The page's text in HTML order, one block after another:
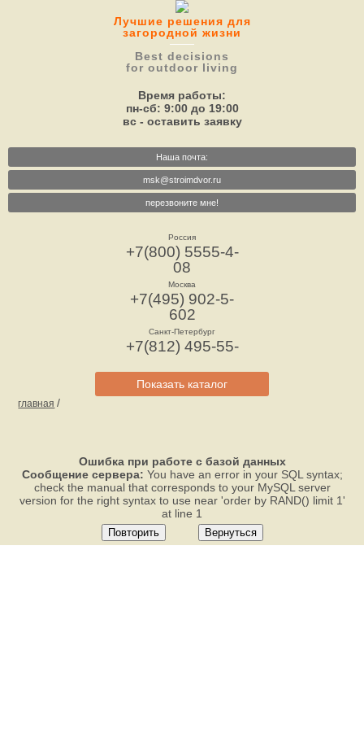
Лучшие решения для
загородной жизни
Best decisions
for outdoor living
Время работы:
пн-сб: 9:00 до 19:00
вс - оставить заявку
Наша почта:
msk@stroimdvor.ru
перезвоните мне!
Россия
+7(800) 5555-4-
08
Москва
+7(495) 902-5-
602
Санкт-Петербург
+7(812) 495-55-
Показать каталог
главная /
Ошибка при работе с базой данных
Сообщение сервера: You have an error in your SQL syntax;
check the manual that corresponds to your MySQL server
version for the right syntax to use near 'order by RAND() limit 1'
at line 1